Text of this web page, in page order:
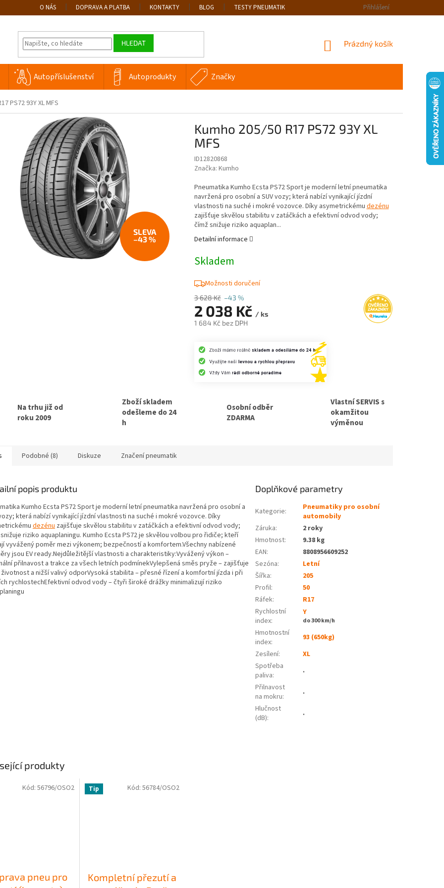
O NÁS DOPRAVA A PLATBA KONTAKTY BLOG TESTY PNEUMATIK Přihlášení
HLEDAT
NÁKUPNÍ
Prázdný košík
Autopříslušenství Autoprodukty Značky
PS72 93Y XL MFS
–43 %
Kumho 205/50 R17 PS72 93Y XL
MFS
ID12820868
Značka: Kumho
3 628 Kč –43 %
2 038 Kč / ks
1 684 Kč bez DPH
cena:
Skladem
Možnosti doručení
Pneumatika Kumho Ecsta PS72 Sport je moderní letní pneumatika
navržená pro osobní a SUV vozy; která nabízí vynikající jízdní
vlastnosti na suché i mokré vozovce. Díky asymetrickémudezénu
zajišťuje skvělou stabilitu v zatáčkách a efektivní odvod vody;
čímž snižuje riziko aquaplan...
Detailní informace
Na trhu již od
roku 2009
Zboží skladem
odešleme do 24
h
Osobní odběr
ZDARMA
Vlastní SERVIS s
okamžitou
výměnou
produkty
pneu pro
Kód: 56796/OSO2 Tip
Kompletní přezutí a
Kód: 56784/OSO2
Podobné (8) Diskuze Značení pneumatik
popis produktu
Kumho Ecsta PS72 Sport je moderní letní pneumatika navržená pro osobní a
která nabízí vynikající jízdní vlastnosti na suché i mokré vozovce. Díky
dezénu zajišťuje skvělou stabilitu v zatáčkách a efektivní odvod vody;
riziko aquaplaningu. Kumho Ecsta PS72 je skvělou volbou pro řidiče; kteří
vyvážený poměr mezi výkonem; bezpečností a komfortem.Všechny nabízené
jsou EV ready.Nejdůležitější vlastnosti a charakteristiky:Vyvážený výkon –
přilnavost a trakce za všech letních podmínekVylepšená směs pryže – zajišťuje
a nižší valivý odporVysoká stabilita – přesné řízení a komfortní jízda i při
rychlostechEfektivní odvod vody – čtyři široké drážky minimalizují riziko
Doplňkové parametry
Kategorie:
Pneumatiky pro osobní
automobily
Záruka:
2 roky
Hmotnost:
9.38 kg
EAN:
8808956609252
Sezóna:
Letní
Šířka:
205
Profil:
50
Ráfek:
R17
Rychlostní
index:
Y
do 300 km/h
Hmotnostní
index:
93 (650kg)
Zesílení:
XL
Spotřeba
paliva:
.
Přilnavost
na mokru:
.
Hlučnost
(dB): .